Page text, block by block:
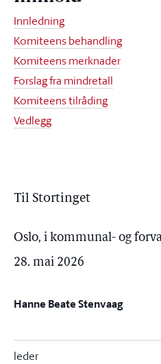
Innledning
Komiteens behandling
Komiteens merknader
Forslag fra mindretall
Komiteens tilråding
Vedlegg
Til Stortinget
Oslo, i kommunal- og
28. mai 2026
Hanne Beate Stenvaag
leder